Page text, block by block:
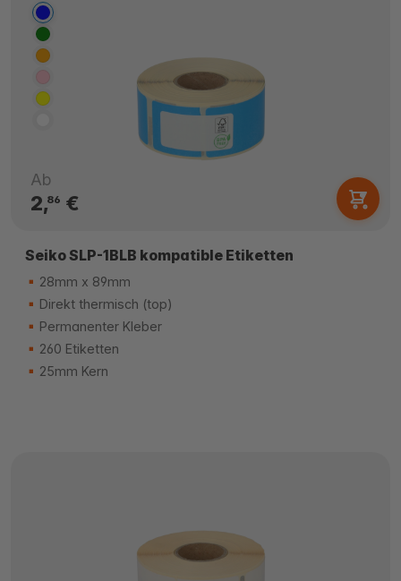
Ab
2,86 €
Seiko SLP-1BLB kompatible Etiketten
28mm x 89mm
Direkt thermisch (top)
Permanenter Kleber
260 Etiketten
25mm Kern